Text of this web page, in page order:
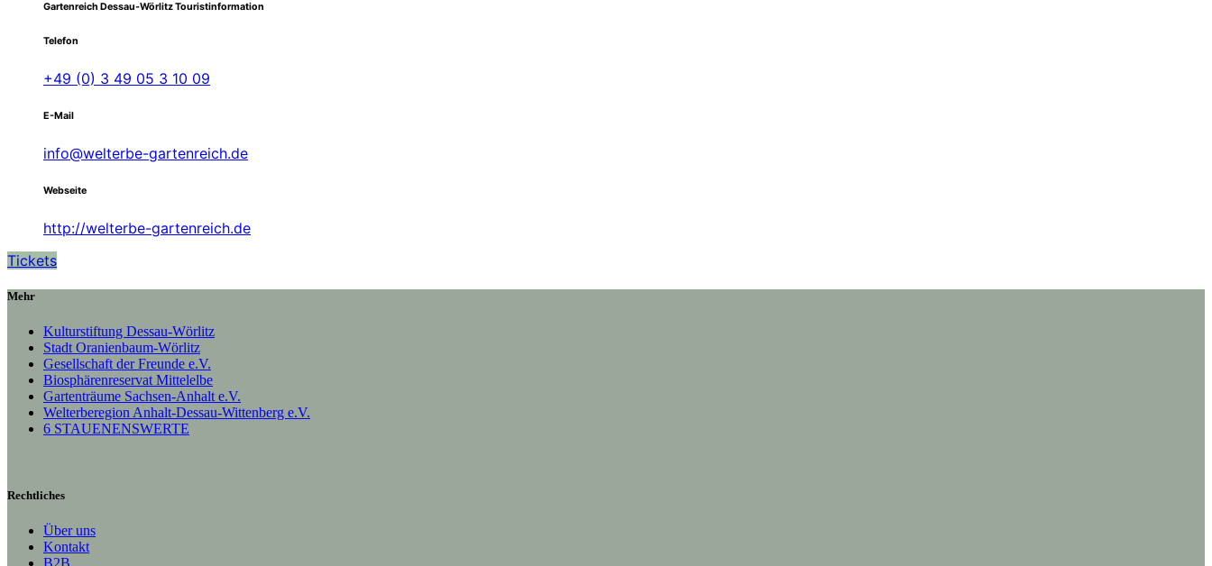
Gartenreich Dessau-Wörlitz Touristinformation
Telefon
+49 (0) 3 49 05 3 10 09
E-Mail
info@welterbe-gartenreich.de
Webseite
http://welterbe-gartenreich.de
Tickets
Mehr
Kulturstiftung Dessau-Wörlitz
Stadt Oranienbaum-Wörlitz
Gesellschaft der Freunde e.V.
Biosphärenreservat Mittelelbe
Gartenträume Sachsen-Anhalt e.V.
Welterberegion Anhalt-Dessau-Wittenberg e.V.
6 STAUENENSWERTE
Rechtliches
Über uns
Kontakt
B2B